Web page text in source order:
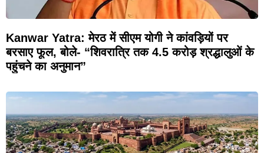
Kanwar Yatra: मेरठ में सीएम योगी ने कांवड़ियों पर
बरसाए फूल, बोले- “शिवरात्रि तक 4.5 करोड़ श्रद्धालुओं के
पहुंचने का अनुमान”